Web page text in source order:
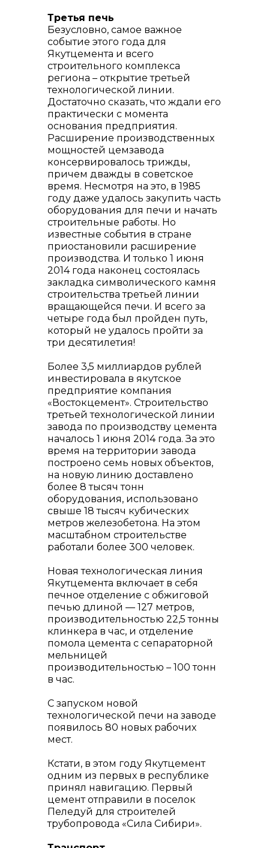
Контакты
+7 (423) 234 50 50
info@vostokcement.ru
Третья печь
Безусловно, самое важное
событие этого года для
Якутцемента и всего
строительного комплекса
региона – открытие третьей
технологической линии.
Достаточно сказать, что ждали его
практически с момента
основания предприятия.
Расширение производственных
мощностей цемзавода
консервировалось трижды,
причем дважды в советское
время. Несмотря на это, в 1985
году даже удалось закупить часть
оборудования для печи и начать
строительные работы. Но
известные события в стране
приостановили расширение
производства. И только 1 июня
2014 года наконец состоялась
закладка символического камня
строительства третьей линии
вращающейся печи. И всего за
четыре года был пройден путь,
который не удалось пройти за
три десятилетия!
Более 3,5 миллиардов рублей
инвестировала в якутское
предприятие компания
«Востокцемент». Строительство
третьей технологической линии
завода по производству цемента
началось 1 июня 2014 года. За это
время на территории завода
построено семь новых объектов,
на новую линию доставлено
более 8 тысяч тонн
оборудования, использовано
свыше 18 тысяч кубических
метров железобетона. На этом
масштабном строительстве
работали более 300 человек.
Новая технологическая линия
Якутцемента включает в себя
печное отделение с обжиговой
печью длиной — 127 метров,
производительностью 22,5 тонны
клинкера в час, и отделение
помола цемента с сепараторной
мельницей
производительностью – 100 тонн
в час.
С запуском новой
технологической печи на заводе
появилось 80 новых рабочих
мест.
Кстати, в этом году Якутцемент
одним из первых в республике
принял навигацию. Первый
цемент отправили в поселок
Пеледуй для строителей
трубопровода «Сила Сибири».